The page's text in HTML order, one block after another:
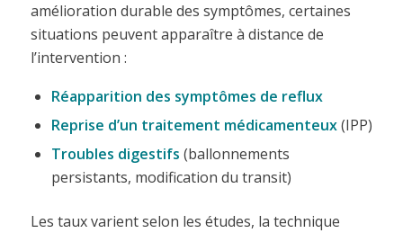
amélioration durable des symptômes, certaines
situations peuvent apparaître à distance de
l’intervention :
Réapparition des symptômes de reflux
Reprise d’un traitement médicamenteux(IPP)
Troubles digestifs (ballonnements
persistants, modification du transit)
Les taux varient selon les études, la technique